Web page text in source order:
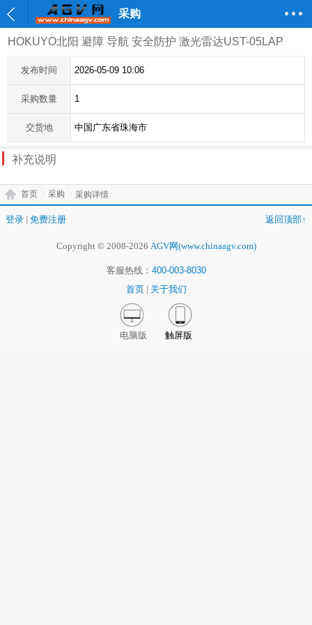
采购
HOKUYO北阳 避障 导航 安全防护 激光雷达UST-05LAP
发布时间 2026-05-09 10:06
采购数量 1
交货地 中国广东省珠海市
补充说明
首页 采购 采购详情
登录 免费注册 返回顶部↑
Copyright © 2008-2026 AGV网(www.chinaagv.com)
客服热线： 400-003-8030
首页
关于我们
电脑版 触屏版